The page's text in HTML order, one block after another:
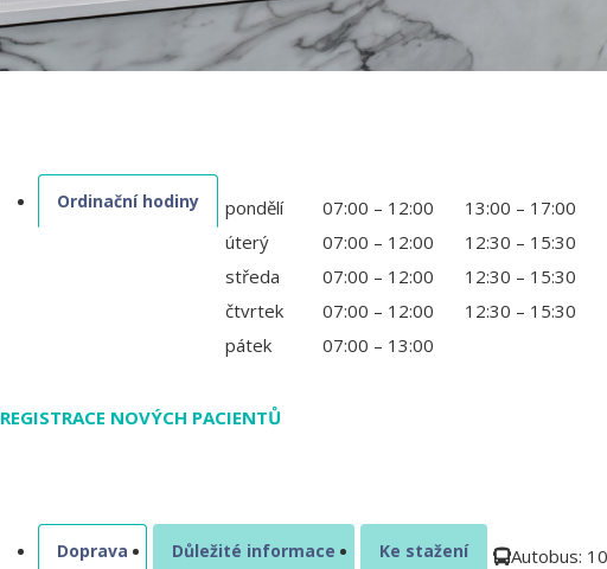
Ordinační hodiny pondělí 07:00 – 12:00
13:00 – 17:00
úterý
07:00 – 12:00
12:30 – 15:30
středa
07:00 – 12:00
12:30 – 15:30
čtvrtek
07:00 – 12:00
12:30 – 15:30
pátek
07:00 – 13:00
REGISTRACE NOVÝCH PACIENTŮ
Doprava Důležité informace Ke stažení Autobus: